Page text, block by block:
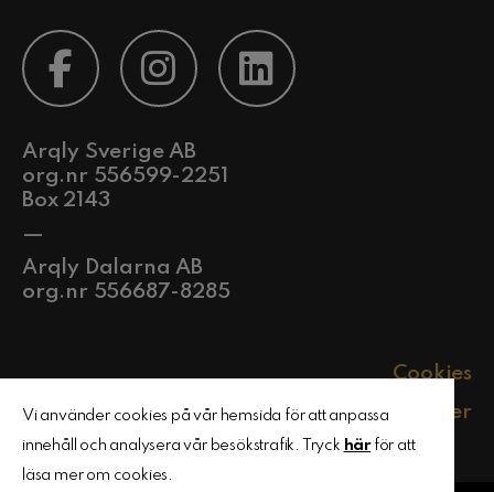
Arqly Sverige AB
org.nr 556599-2251
Box 2143
—
Arqly Dalarna AB
org.nr 556687-8285
Cookies
Policyer
Vi använder cookies på vår hemsida för att anpassa
innehåll och analysera vår besökstrafik. Tryck härför att
läsa mer om cookies.